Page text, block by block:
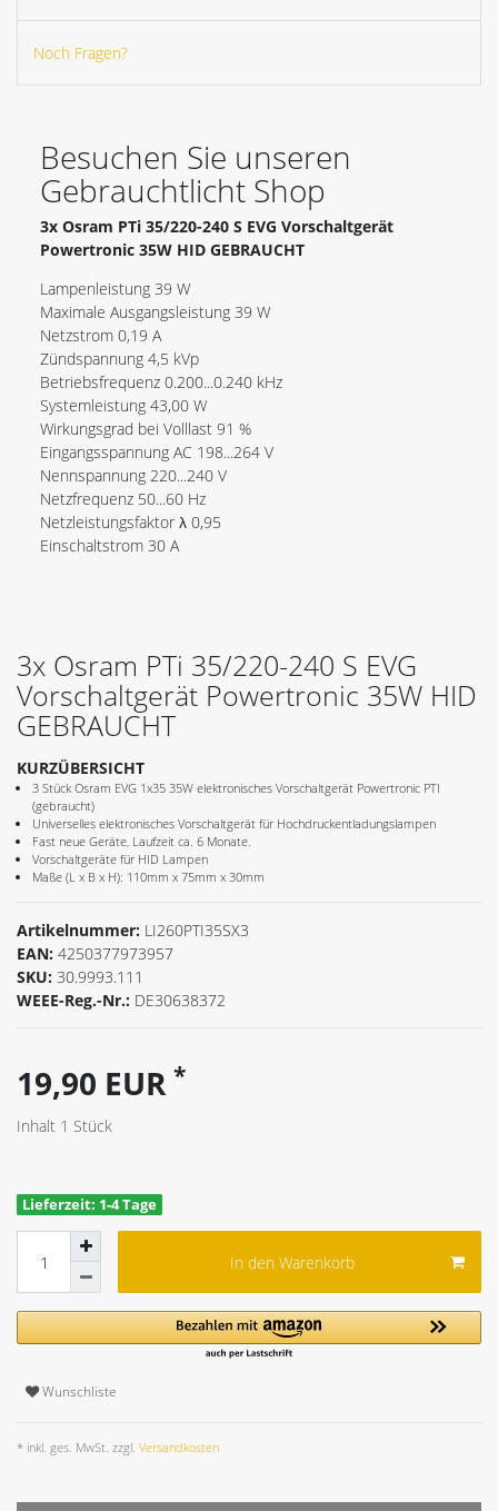
Noch Fragen?
Besuchen Sie unseren
Gebrauchtlicht Shop
3x Osram PTi 35/220-240 S EVG Vorschaltgerät
Powertronic 35W HID GEBRAUCHT
Lampenleistung 39 W
Maximale Ausgangsleistung 39 W
Netzstrom 0,19 A
Zündspannung 4,5 kVp
Betriebsfrequenz 0.200...0.240 kHz
Systemleistung 43,00 W
Wirkungsgrad bei Volllast 91 %
Eingangsspannung AC 198...264 V
Nennspannung 220...240 V
Netzfrequenz 50...60 Hz
Netzleistungsfaktor λ 0,95
Einschaltstrom 30 A
3x Osram PTi 35/220-240 S EVG
Vorschaltgerät Powertronic 35W HID
GEBRAUCHT
KURZÜBERSICHT
3 Stück Osram EVG 1x35 35W elektronisches Vorschaltgerät Powertronic PTI
(gebraucht)
Universelles elektronisches Vorschaltgerät für Hochdruckentladungslampen
Fast neue Geräte, Laufzeit ca. 6 Monate.
Vorschaltgeräte für HID Lampen
Maße (L x B x H): 110mm x 75mm x 30mm
Artikelnummer: LI260PTI35SX3
EAN: 4250377973957
SKU: 30.9993.111
WEEE-Reg.-Nr.: DE30638372
19,90 EUR *
Inhalt 1 Stück
Lieferzeit: 1-4 Tage
In den Warenkorb
Wunschliste
* inkl. ges. MwSt. zzgl. Versandkosten